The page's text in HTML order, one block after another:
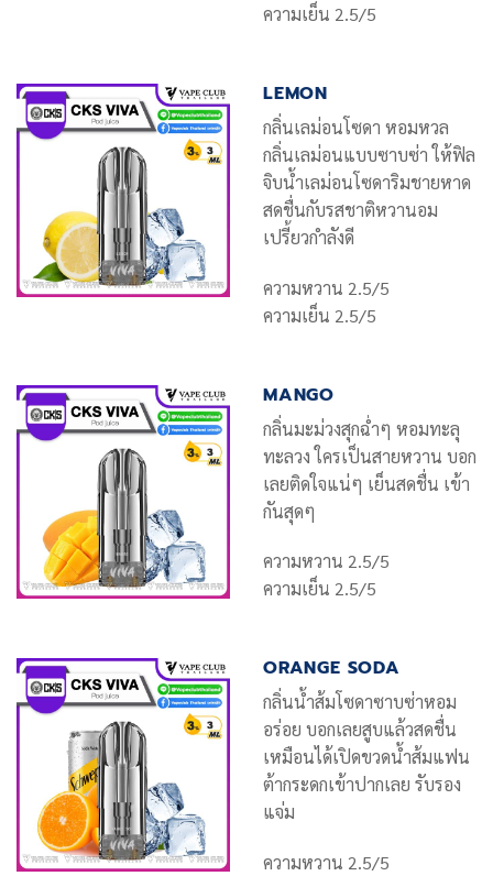
ความเย็น 2.5/5
LEMON
กลิ่นเลม่อนโซดา หอมหวล
กลิ่นเลม่อนแบบซาบซ่า ให้ฟิล
จิบน้ำเลม่อนโซดาริมชายหาด
สดชื่นกับรสชาติหวานอม
เปรี้ยวกำลังดี
ความหวาน 2.5/5
ความเย็น 2.5/5
MANGO
กลิ่นมะม่วงสุกฉ่ำๆ หอมทะลุ
ทะลวง ใครเป็นสายหวาน บอก
เลยติดใจแน่ๆ เย็นสดชื่น เข้า
กันสุดๆ
ความหวาน 2.5/5
ความเย็น 2.5/5
ORANGE SODA
กลิ่นน้ำส้มโซดาซาบซ่าหอม
อร่อย บอกเลยสูบแล้วสดชื่น
เหมือนได้เปิดขวดน้ำส้มแฟน
ต้ากระดกเข้าปากเลย รับรอง
แจ่ม
ความหวาน 2.5/5